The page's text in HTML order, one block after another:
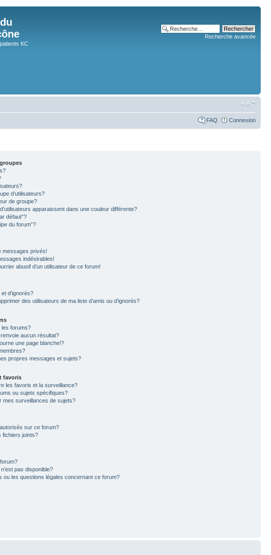
KC
Recherche avancée
FAQ Connexion
d’utilisateurs?
de groupe?
apparaissent dans une couleur différente?
défaut”?
du forum”?
messages privés!
indésirables!
abusif d’un utilisateur de ce forum!
d’ignorés?
des utilisateurs de ma liste d’amis ou d’ignorés?
forums?
aucun résultat?
une page blanche!?
propres messages et sujets?
favoris
les favoris et la surveillance?
ou sujets spécifiques?
mes surveillances de sujets?
sur ce forum?
fichiers joints?
pas disponible?
ou les questions légales concernant ce forum?